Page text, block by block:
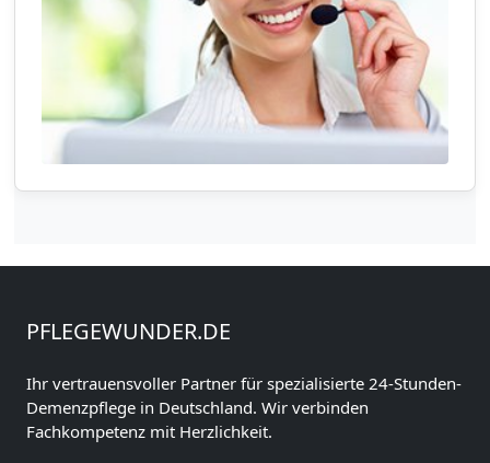
PFLEGEWUNDER.DE
Ihr vertrauensvoller Partner für spezialisierte 24-Stunden-
Demenzpflege in Deutschland. Wir verbinden
Fachkompetenz mit Herzlichkeit.